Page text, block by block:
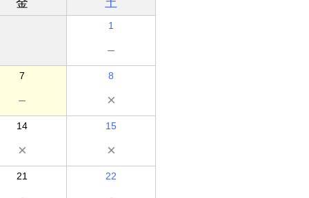
金 土
1
－
7
－
8
×
14
×
15
×
21 22